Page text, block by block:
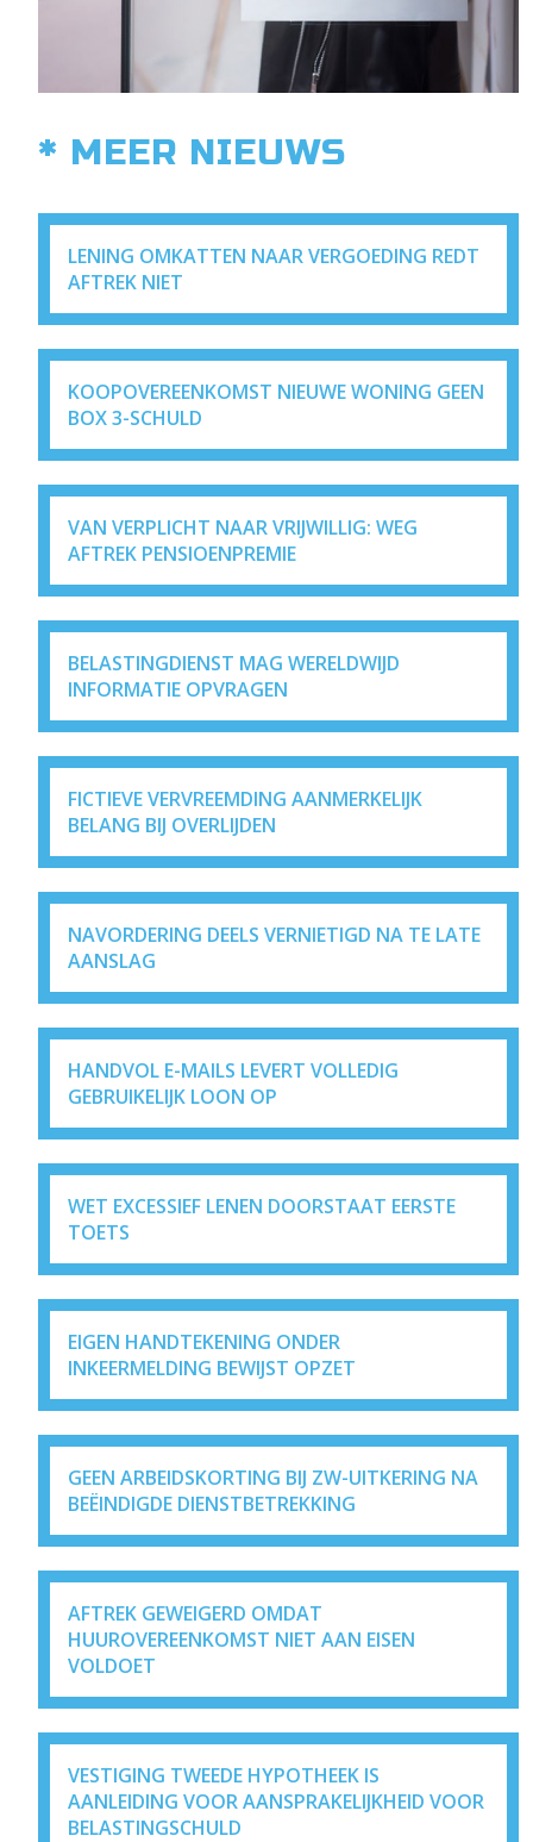
* MEER NIEUWS
LENING OMKATTEN NAAR VERGOEDING REDT
AFTREK NIET
KOOPOVEREENKOMST NIEUWE WONING GEEN
BOX 3-SCHULD
VAN VERPLICHT NAAR VRIJWILLIG: WEG
AFTREK PENSIOENPREMIE
BELASTINGDIENST MAG WERELDWIJD
INFORMATIE OPVRAGEN
FICTIEVE VERVREEMDING AANMERKELIJK
BELANG BIJ OVERLIJDEN
NAVORDERING DEELS VERNIETIGD NA TE LATE
AANSLAG
HANDVOL E-MAILS LEVERT VOLLEDIG
GEBRUIKELIJK LOON OP
WET EXCESSIEF LENEN DOORSTAAT EERSTE
TOETS
EIGEN HANDTEKENING ONDER
INKEERMELDING BEWIJST OPZET
GEEN ARBEIDSKORTING BIJ ZW-UITKERING NA
BEËINDIGDE DIENSTBETREKKING
AFTREK GEWEIGERD OMDAT
HUUROVEREENKOMST NIET AAN EISEN
VOLDOET
VESTIGING TWEEDE HYPOTHEEK IS
AANLEIDING VOOR AANSPRAKELIJKHEID VOOR
BELASTINGSCHULD